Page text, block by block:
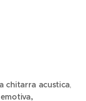
chitarra acustica,
emotiva,